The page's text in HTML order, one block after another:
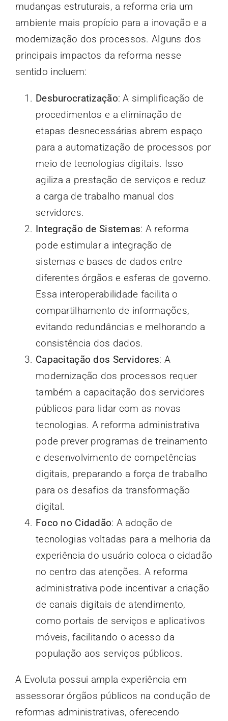
mudanças estruturais, a reforma cria um
ambiente mais propício para a inovação e a
modernização dos processos. Alguns dos
principais impactos da reforma nesse
sentido incluem:
Desburocratização: A simplificação de
procedimentos e a eliminação de
etapas desnecessárias abrem espaço
para a automatização de processos por
meio de tecnologias digitais. Isso
agiliza a prestação de serviços e reduz
a carga de trabalho manual dos
servidores.
Integração de Sistemas: A reforma
pode estimular a integração de
sistemas e bases de dados entre
diferentes órgãos e esferas de governo.
Essa interoperabilidade facilita o
compartilhamento de informações,
evitando redundâncias e melhorando a
consistência dos dados.
Capacitação dos Servidores: A
modernização dos processos requer
também a capacitação dos servidores
públicos para lidar com as novas
tecnologias. A reforma administrativa
pode prever programas de treinamento
e desenvolvimento de competências
digitais, preparando a força de trabalho
para os desafios da transformação
digital.
Foco no Cidadão: A adoção de
tecnologias voltadas para a melhoria da
experiência do usuário coloca o cidadão
no centro das atenções. A reforma
administrativa pode incentivar a criação
de canais digitais de atendimento,
como portais de serviços e aplicativos
móveis, facilitando o acesso da
população aos serviços públicos.
A Evoluta possui ampla experiência em
assessorar órgãos públicos na condução de
reformas administrativas, oferecendo